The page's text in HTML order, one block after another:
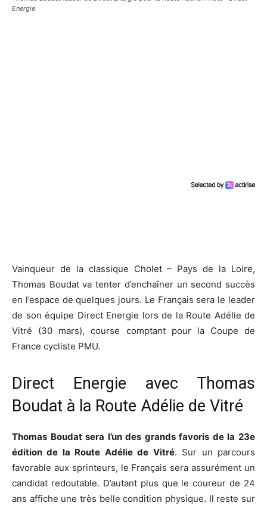
Energie
Vainqueur de la classique Cholet – Pays de la Loire,
Thomas Boudat va tenter d’enchaîner un second succès
en l’espace de quelques jours. Le Français sera le leader
de son équipe Direct Energie lors de la Route Adélie de
Vitré (30 mars), course comptant pour la Coupe de
France cycliste PMU.
Direct Energie avec Thomas
Boudat à la Route Adélie de Vitré
Thomas Boudat sera l’un des grands favoris de la 23e
édition de la Route Adélie de Vitré. Sur un parcours
favorable aux sprinteurs, le Français sera assurément un
candidat redoutable. D’autant plus que le coureur de 24
ans affiche une très belle condition physique. Il reste sur